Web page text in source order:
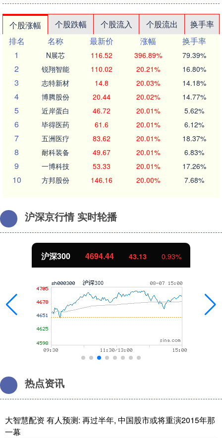
个股涨幅 个股跌幅 个股流入 个股流出
换手率
排名
名称 最新价 涨幅
换手率
1
N展芯 116.52 396.89% 79.39%
2 锐翔智能 110.02 20.21% 16.80%
3 志特新材 14.8 20.03% 14.18%
4 博腾股份 20.44 20.02% 14.77%
5 近岸蛋白 46.72 20.01% 5.62%
6 毕得医药 61.6 20.01% 6.12%
7 五洲医疗 83.62 20.01% 18.37%
8 耐科装备 49.67 20.01% 6.83%
9 一博科技 53.33 20.01% 17.26%
10 方邦股份 146.16 20.00% 7.68%
沪深京行情 实时轮播
北证50 1134.24 11.37 1.01%
热点资讯
大智慧配资 有人预测: 再过半年, 中国股市或将重演2015年那
一幕